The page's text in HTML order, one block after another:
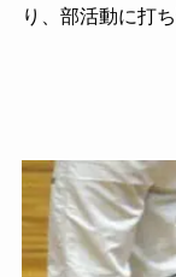
り、部活動に打